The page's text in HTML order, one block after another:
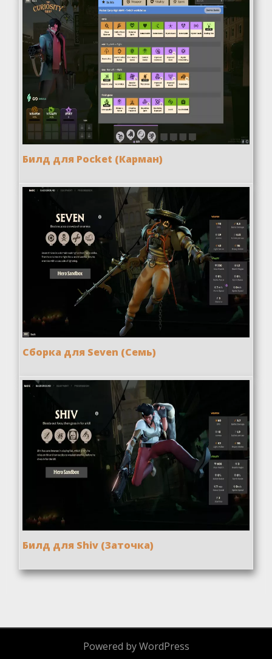
Билд для Pocket (Карман)
Сборка для Seven (Семь)
Билд для Shiv (Заточка)
Powered by WordPress